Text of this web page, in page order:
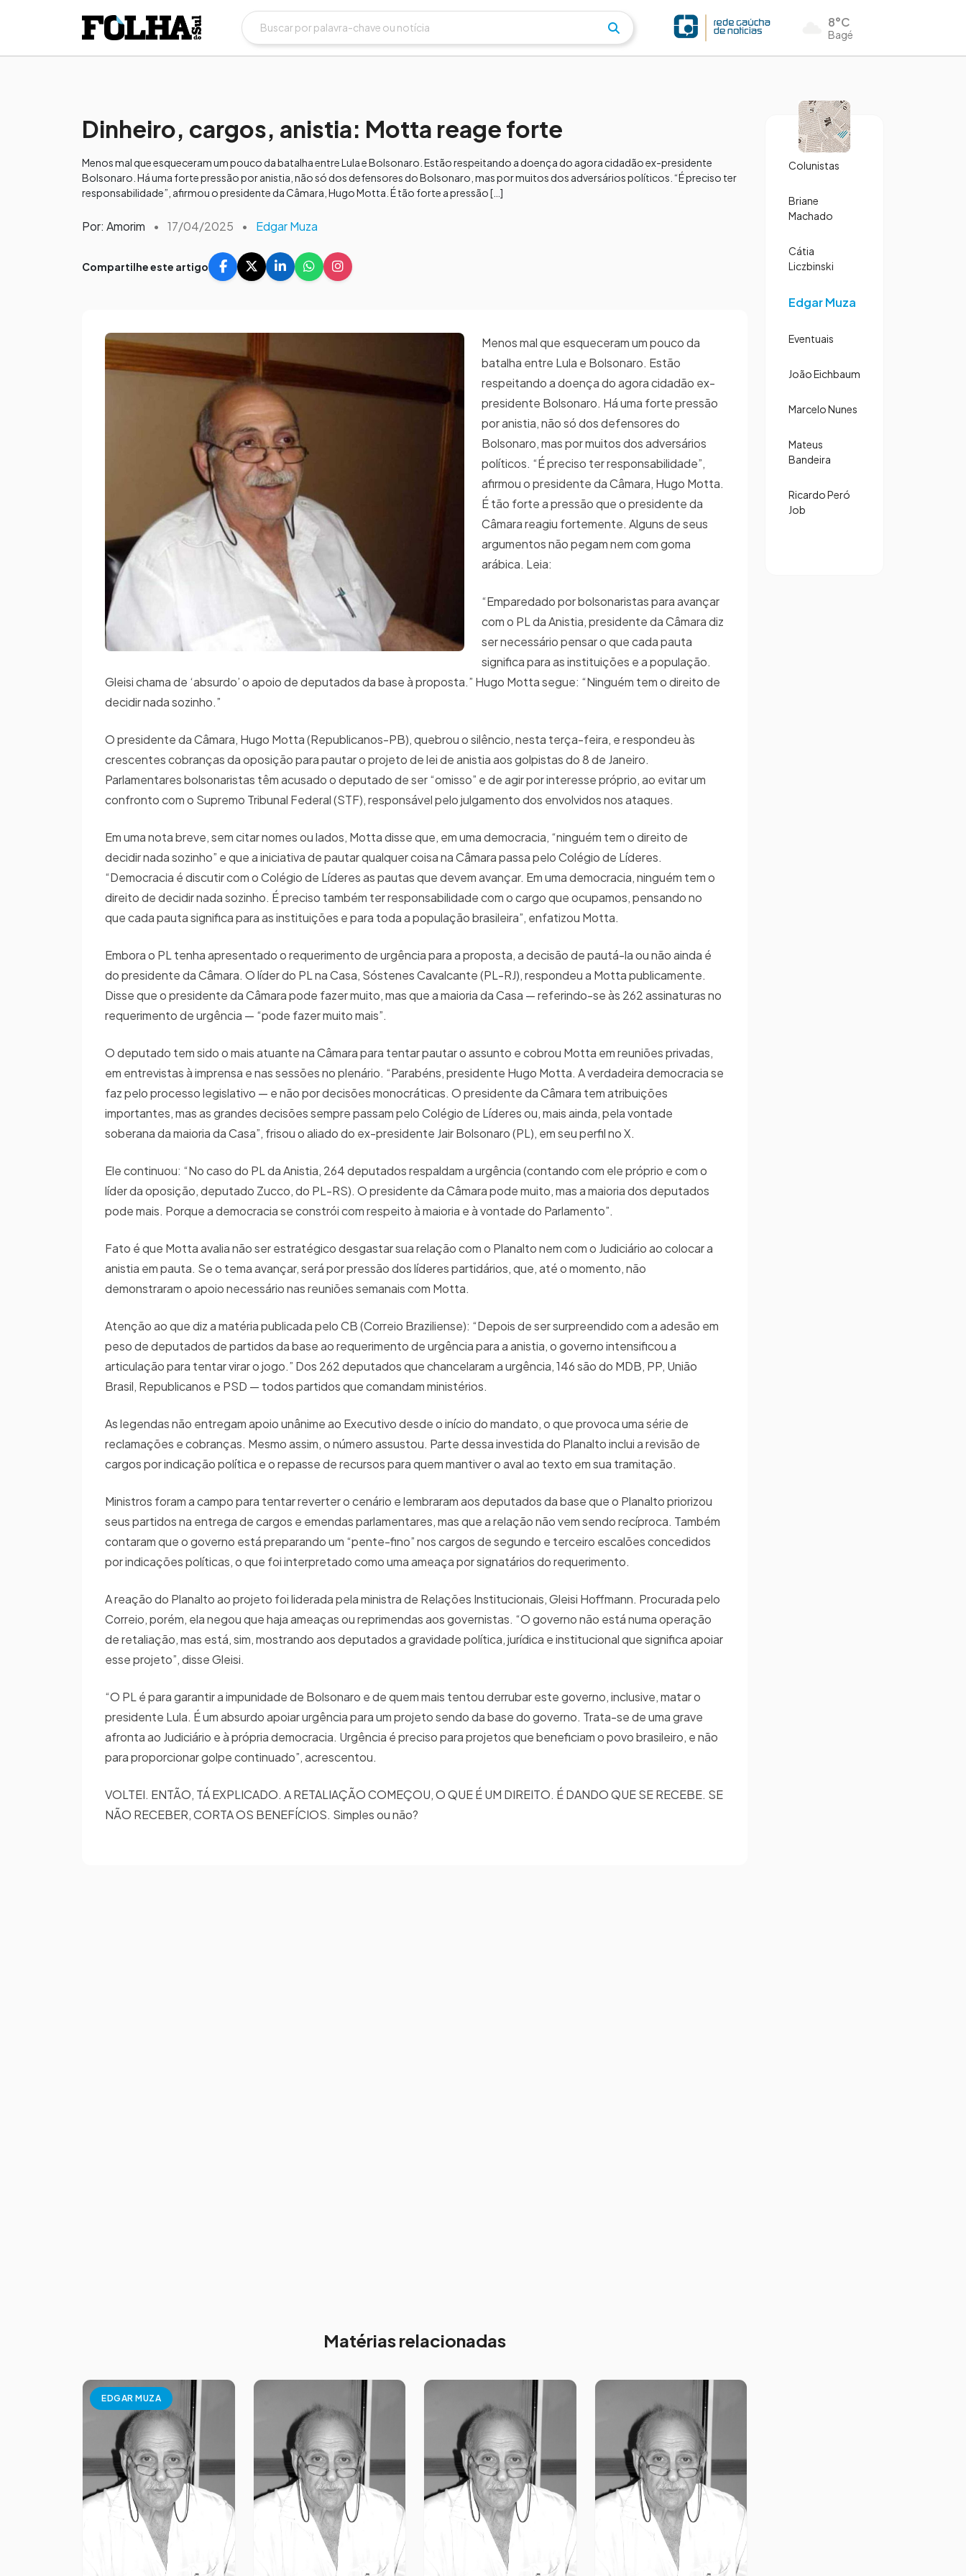
8°C
Bagé
Dinheiro, cargos, anistia: Motta reage forte
Menos mal que esqueceram um pouco da batalha entre Lula e Bolsonaro. Estão respeitando a doença do agora cidadão ex-presidente
Bolsonaro. Há uma forte pressão por anistia, não só dos defensores do Bolsonaro, mas por muitos dos adversários políticos. “É preciso ter
responsabilidade”, afirmou o presidente da Câmara, Hugo Motta. É tão forte a pressão […]
Por: Amorim • 17/04/2025 • Edgar Muza
Compartilhe este artigo
Menos mal que esqueceram um pouco da
batalha entre Lula e Bolsonaro. Estão
respeitando a doença do agora cidadão ex-
presidente Bolsonaro. Há uma forte pressão
por anistia, não só dos defensores do
Bolsonaro, mas por muitos dos adversários
políticos. “É preciso ter responsabilidade”,
afirmou o presidente da Câmara, Hugo Motta.
É tão forte a pressão que o presidente da
Câmara reagiu fortemente. Alguns de seus
argumentos não pegam nem com goma
arábica. Leia:
“Emparedado por bolsonaristas para avançar
com o PL da Anistia, presidente da Câmara diz
ser necessário pensar o que cada pauta
significa para as instituições e a população.
Gleisi chama de ‘absurdo’ o apoio de deputados da base à proposta.” Hugo Motta segue: “Ninguém tem o direito de
decidir nada sozinho.”
O presidente da Câmara, Hugo Motta (Republicanos-PB), quebrou o silêncio, nesta terça-feira, e respondeu às
crescentes cobranças da oposição para pautar o projeto de lei de anistia aos golpistas do 8 de Janeiro.
Parlamentares bolsonaristas têm acusado o deputado de ser “omisso” e de agir por interesse próprio, ao evitar um
confronto com o Supremo Tribunal Federal (STF), responsável pelo julgamento dos envolvidos nos ataques.
Em uma nota breve, sem citar nomes ou lados, Motta disse que, em uma democracia, “ninguém tem o direito de
decidir nada sozinho” e que a iniciativa de pautar qualquer coisa na Câmara passa pelo Colégio de Líderes.
“Democracia é discutir com o Colégio de Líderes as pautas que devem avançar. Em uma democracia, ninguém tem o
direito de decidir nada sozinho. É preciso também ter responsabilidade com o cargo que ocupamos, pensando no
que cada pauta significa para as instituições e para toda a população brasileira”, enfatizou Motta.
Embora o PL tenha apresentado o requerimento de urgência para a proposta, a decisão de pautá-la ou não ainda é
do presidente da Câmara. O líder do PL na Casa, Sóstenes Cavalcante (PL-RJ), respondeu a Motta publicamente.
Disse que o presidente da Câmara pode fazer muito, mas que a maioria da Casa — referindo-se às 262 assinaturas no
requerimento de urgência — “pode fazer muito mais”.
O deputado tem sido o mais atuante na Câmara para tentar pautar o assunto e cobrou Motta em reuniões privadas,
em entrevistas à imprensa e nas sessões no plenário. “Parabéns, presidente Hugo Motta. A verdadeira democracia se
faz pelo processo legislativo — e não por decisões monocráticas. O presidente da Câmara tem atribuições
importantes, mas as grandes decisões sempre passam pelo Colégio de Líderes ou, mais ainda, pela vontade
soberana da maioria da Casa”, frisou o aliado do ex-presidente Jair Bolsonaro (PL), em seu perfil no X.
Ele continuou: “No caso do PL da Anistia, 264 deputados respaldam a urgência (contando com ele próprio e com o
líder da oposição, deputado Zucco, do PL-RS). O presidente da Câmara pode muito, mas a maioria dos deputados
pode mais. Porque a democracia se constrói com respeito à maioria e à vontade do Parlamento”.
Fato é que Motta avalia não ser estratégico desgastar sua relação com o Planalto nem com o Judiciário ao colocar a
anistia em pauta. Se o tema avançar, será por pressão dos líderes partidários, que, até o momento, não
demonstraram o apoio necessário nas reuniões semanais com Motta.
Atenção ao que diz a matéria publicada pelo CB (Correio Braziliense): “Depois de ser surpreendido com a adesão em
peso de deputados de partidos da base ao requerimento de urgência para a anistia, o governo intensificou a
articulação para tentar virar o jogo.” Dos 262 deputados que chancelaram a urgência, 146 são do MDB, PP, União
Brasil, Republicanos e PSD — todos partidos que comandam ministérios.
As legendas não entregam apoio unânime ao Executivo desde o início do mandato, o que provoca uma série de
reclamações e cobranças. Mesmo assim, o número assustou. Parte dessa investida do Planalto inclui a revisão de
cargos por indicação política e o repasse de recursos para quem mantiver o aval ao texto em sua tramitação.
Ministros foram a campo para tentar reverter o cenário e lembraram aos deputados da base que o Planalto priorizou
seus partidos na entrega de cargos e emendas parlamentares, mas que a relação não vem sendo recíproca. Também
contaram que o governo está preparando um “pente-fino” nos cargos de segundo e terceiro escalões concedidos
por indicações políticas, o que foi interpretado como uma ameaça por signatários do requerimento.
A reação do Planalto ao projeto foi liderada pela ministra de Relações Institucionais, Gleisi Hoffmann. Procurada pelo
Correio, porém, ela negou que haja ameaças ou reprimendas aos governistas. “O governo não está numa operação
de retaliação, mas está, sim, mostrando aos deputados a gravidade política, jurídica e institucional que significa apoiar
esse projeto”, disse Gleisi.
“O PL é para garantir a impunidade de Bolsonaro e de quem mais tentou derrubar este governo, inclusive, matar o
presidente Lula. É um absurdo apoiar urgência para um projeto sendo da base do governo. Trata-se de uma grave
afronta ao Judiciário e à própria democracia. Urgência é preciso para projetos que beneficiam o povo brasileiro, e não
para proporcionar golpe continuado”, acrescentou.
VOLTEI. ENTÃO, TÁ EXPLICADO. A RETALIAÇÃO COMEÇOU, O QUE É UM DIREITO. É DANDO QUE SE RECEBE. SE
NÃO RECEBER, CORTA OS BENEFÍCIOS. Simples ou não?
Matérias relacionadas
EDGAR MUZA
Colunistas
Briane
Machado
Cátia
Liczbinski
Edgar Muza
Eventuais
João Eichbaum
Marcelo Nunes
Mateus
Bandeira
Ricardo Peró
Job